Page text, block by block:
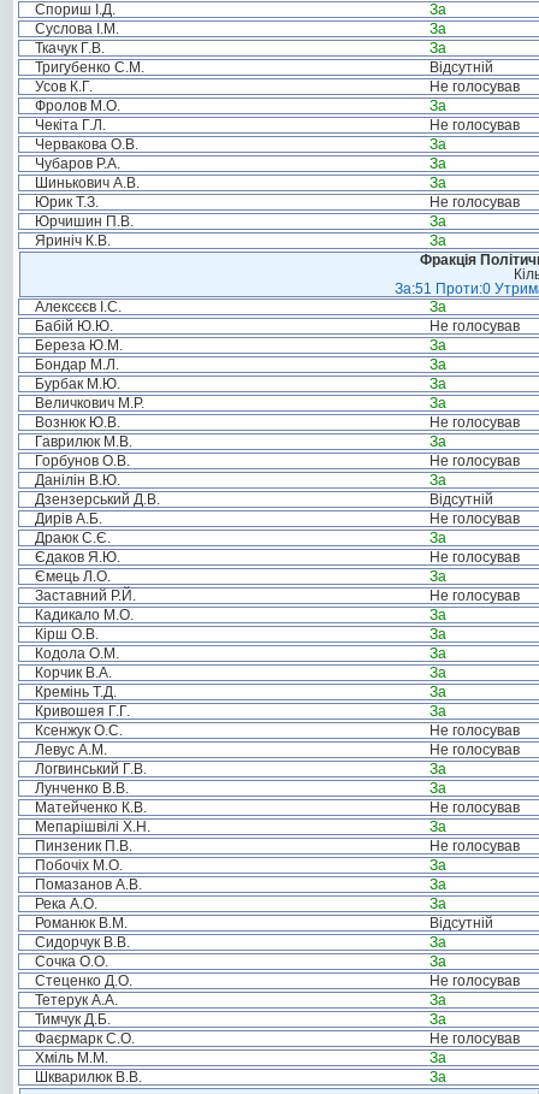
Спориш І.Д.
За
Суслова І.М.
За
Ткачук Г.В.
За
Тригубенко С.М.
Відсутній
Усов К.Г.
Не голосував
Фролов М.О.
За
Чекіта Г.Л.
Не голосував
Червакова О.В.
За
Чубаров Р.А.
За
Шинькович А.В.
За
Юрик Т.З.
Не голосував
Юрчишин П.В.
За
Яриніч К.В.
За
Фракція
За:51 Проти:0
Алексєєв І.С.
За
Бабій Ю.Ю.
Не голосував
Береза Ю.М.
За
Бондар М.Л.
За
Бурбак М.Ю.
За
Величкович М.Р.
За
Вознюк Ю.В.
Не голосував
Гаврилюк М.В.
За
Горбунов О.В.
Не голосував
Данілін В.Ю.
За
Дзензерський Д.В.
Відсутній
Дирів А.Б.
Не голосував
Драюк С.Є.
За
Єдаков Я.Ю.
Не голосував
Ємець Л.О.
За
Заставний Р.Й.
Не голосував
Кадикало М.О.
За
Кірш О.В.
За
Кодола О.М.
За
Корчик В.А.
За
Кремінь Т.Д.
За
Кривошея Г.Г.
За
Ксенжук О.С.
Не голосував
Левус А.М.
Не голосував
Логвинський Г.В.
За
Лунченко В.В.
За
Матейченко К.В.
Не голосував
Мепарішвілі Х.Н.
За
Пинзеник П.В.
Не голосував
Побочіх М.О.
За
Помазанов А.В.
За
Река А.О.
За
Романюк В.М.
Відсутній
Сидорчук В.В.
За
Сочка О.О.
За
Стеценко Д.О.
Не голосував
Тетерук А.А.
За
Тимчук Д.Б.
За
Фаєрмарк С.О.
Не голосував
Хміль М.М.
За
Шкварилюк В.В.
За